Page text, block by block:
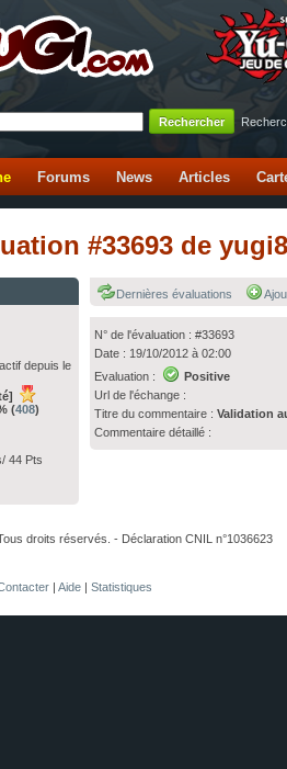
Forums News Articles
#33693 de
depuis le
(408)
44 Pts
Dernières évaluations
N° de l'évaluation : #33693
Date : 19/10/2012 à 02:00
Evaluation :
Positive
Url de l'échange :
Titre du commentaire :Validation
Commentaire détaillé :
droits réservés. - Déclaration CNIL n°1036623
| Aide | Statistiques